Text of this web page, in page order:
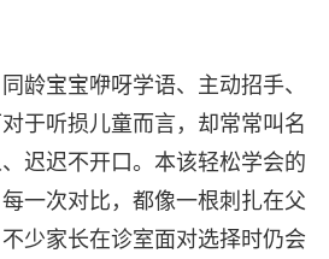
龄宝宝咿呀学语、主动招手、
于听损儿童而言，却常常叫名
迟迟不开口。本该轻松学会的
一次对比，都像一根刺扎在父
少家长在诊室面对选择时仍会